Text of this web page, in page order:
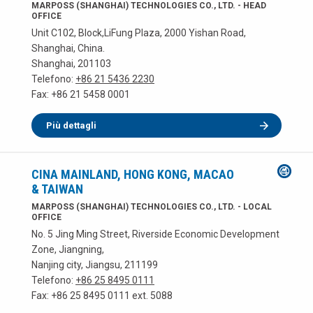
MARPOSS (SHANGHAI) TECHNOLOGIES CO., LTD. - HEAD
OFFICE
Unit C102, Block,LiFung Plaza, 2000 Yishan Road,
Shanghai, China.
Shanghai, 201103
Telefono: +86 21 5436 2230
Fax: +86 21 5458 0001
Più dettagli
CINA MAINLAND, HONG KONG, MACAO
& TAIWAN
MARPOSS (SHANGHAI) TECHNOLOGIES CO., LTD. - LOCAL
OFFICE
No. 5 Jing Ming Street, Riverside Economic Development
Zone, Jiangning,
Nanjing city, Jiangsu, 211199
Telefono: +86 25 8495 0111
Fax: +86 25 8495 0111 ext. 5088